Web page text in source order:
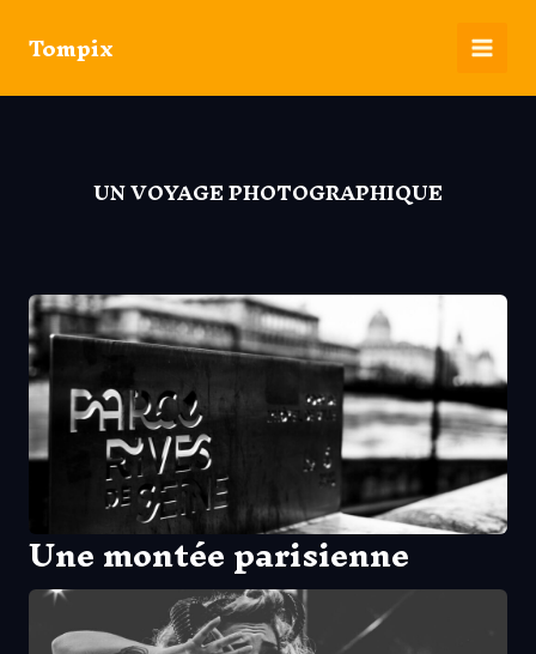
contenuTompix
Main
UN VOYAGE PHOTOGRAPHIQUE
Une montée parisienne